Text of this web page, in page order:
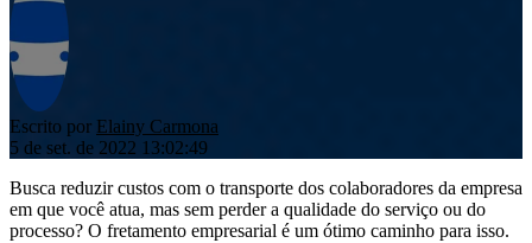
Escrito por Elainy Carmona
5 de set. de 2022 13:02:49
Busca reduzir custos com o transporte dos colaboradores da empresa
em que você atua, mas sem perder a qualidade do serviço ou do
processo? O fretamento empresarial é um ótimo caminho para isso.